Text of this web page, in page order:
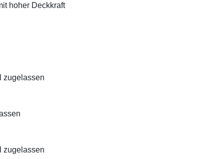
hoher Deckkraft
zugelassen
zugelassen